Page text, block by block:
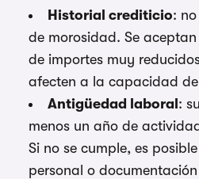
Historial crediticio:
de morosidad. Se
de importes muy
afecten a la capacidad
Antigüedad laboral :
menos un año de
Si no se cumple, es
personal o